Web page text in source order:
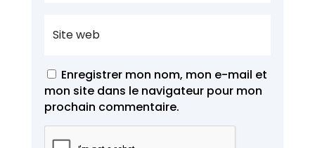
Enregistrer mon nom, mon e-mail et
mon site dans le navigateur pour mon
prochain commentaire.